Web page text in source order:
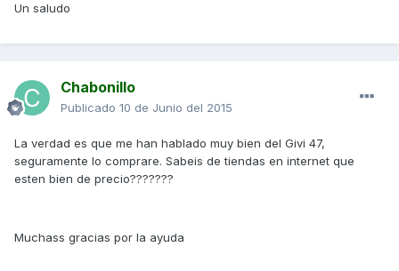
Un saludo
Chabonillo
Publicado 10 de Junio del 2015
La verdad es que me han hablado muy bien del Givi 47,
seguramente lo comprare. Sabeis de tiendas en internet que
esten bien de precio???????
Muchass gracias por la ayuda